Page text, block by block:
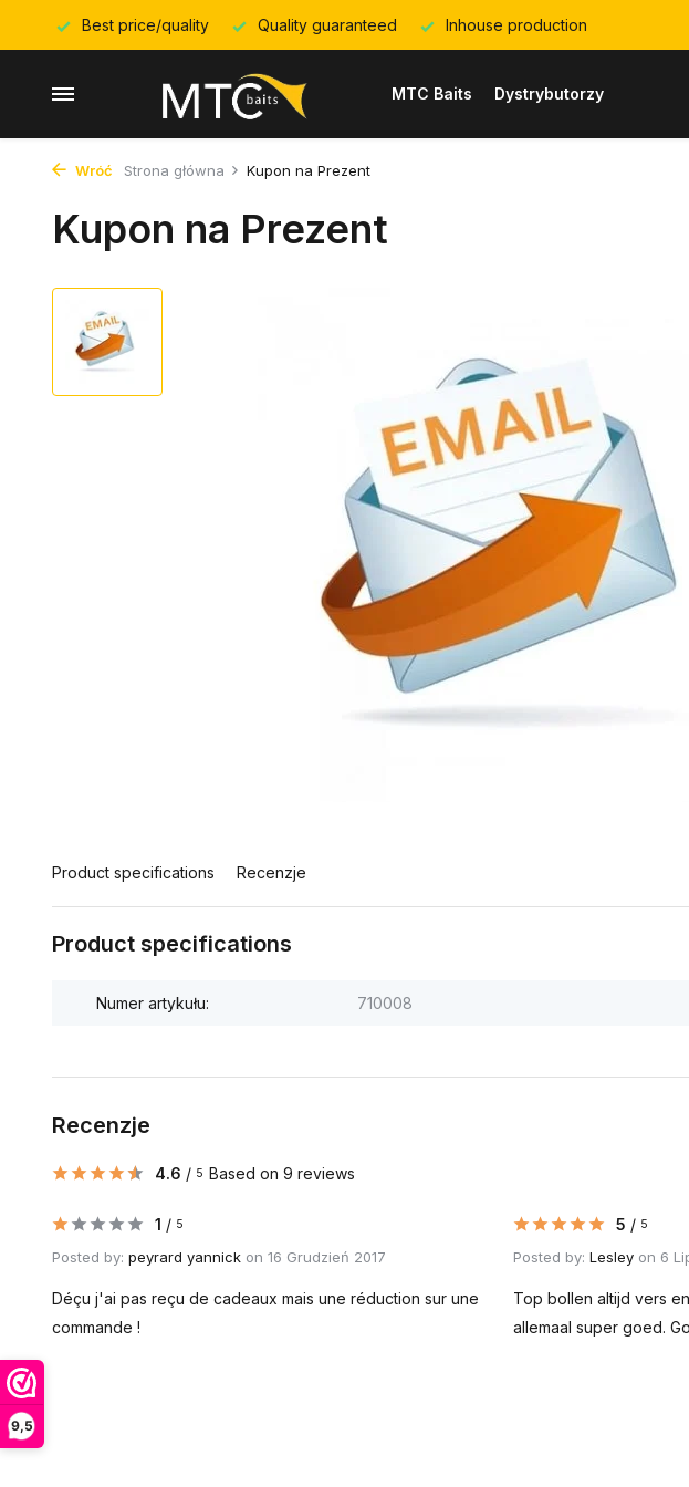
9,5
Best price/quality Quality guaranteed Inhouse production
MTC Baits Dystrybutorzy
Wróć Strona główna Kupon na Prezent
Kupon na Prezent
Product specifications Recenzje
Product specifications
Numer artykułu: 710008
Recenzje
4.6 / 5 Based on 9 reviews
1 / 5
Posted by: peyrard yannick on 16 Grudzień 2017
Déçu j'ai pas reçu de cadeaux mais une réduction sur une
commande !
5 / 5
Posted by: Lesleyon 6
Top bollen altijd vers
allemaal super goed.